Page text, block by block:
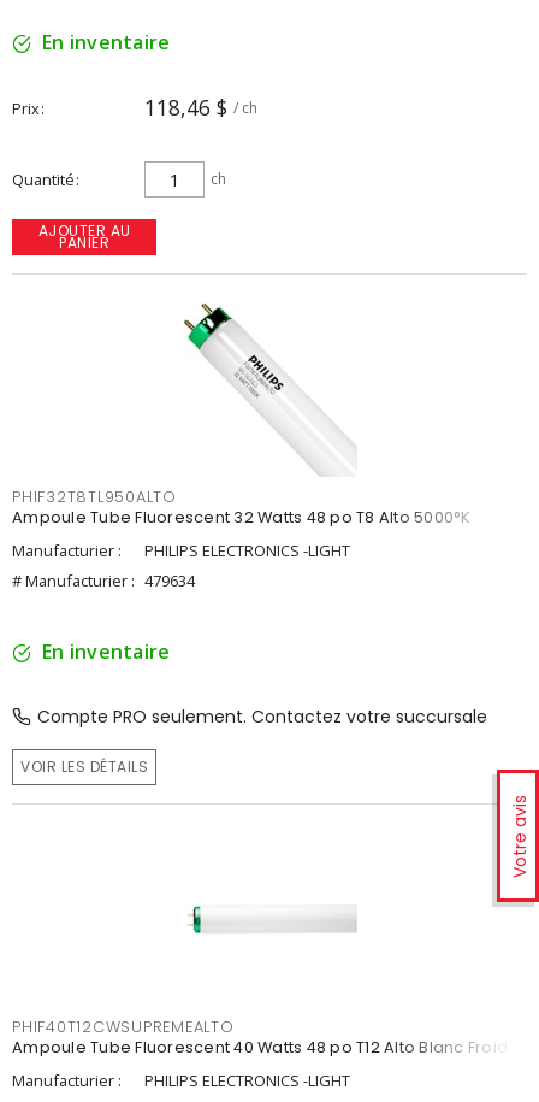
Votre avis
En inventaire
Prix 118,46 $ / ch
Quantité ch
AJOUTER AU
PANIER
PHIF32T8TL950ALTO
Ampoule Tube Fluorescent 32 Watts 48 po T8 Alto 5000°K
Manufacturier :
PHILIPS ELECTRONICS -LIGHT
# Manufacturier : 479634
En inventaire
Compte PRO seulement. Contactez votre succursale
VOIR LES DÉTAILS
PHIF40T12CWSUPREMEALTO
Ampoule Tube Fluorescent 40 Watts 48 po T12 Alto Blanc Froid
Manufacturier :
PHILIPS ELECTRONICS -LIGHT